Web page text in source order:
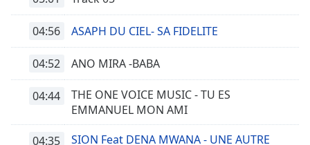
04:56 ASAPH DU CIEL- SA FIDELITE
04:52 ANO MIRA -BABA
04:44
THE ONE VOICE MUSIC - TU ES
EMMANUEL MON AMI
04:35
SION Feat DENA MWANA - UNE AUTRE